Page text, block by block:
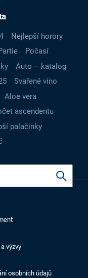
Nejlepší horory
Počasí
Auto – katalog
Svařené víno
Aloe vera
ascendentu
palačinky
výzvy
osobních údajů